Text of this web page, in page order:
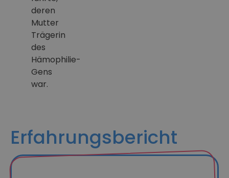
deren
Mutter
Trägerin
des
Hämophilie-
Gens
war.
Erfahrungsbericht